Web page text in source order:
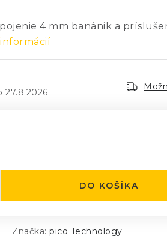
4 mm banánik a
27.8.2026
DO KOŠÍKA
Značka: pico Technology